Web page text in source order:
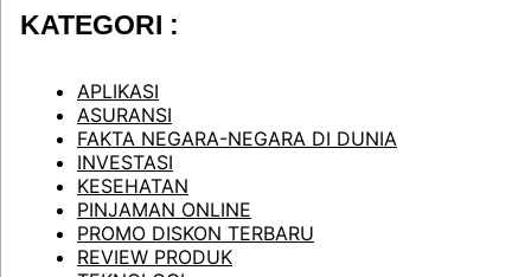
KATEGORI :
APLIKASI
ASURANSI
FAKTA NEGARA-NEGARA DI DUNIA
INVESTASI
KESEHATAN
PINJAMAN ONLINE
PROMO DISKON TERBARU
REVIEW PRODUK